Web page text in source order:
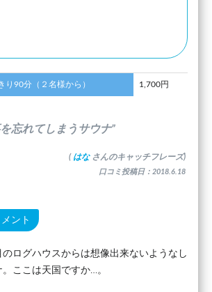
り90分（２名様から） 1,700円
忘れてしまうサウナ”
( はな さんのキャッチフレーズ)
口コミ投稿日：2018.6.18
ント
のログハウスからは想像出来ないようなし
ここは天国ですか…。